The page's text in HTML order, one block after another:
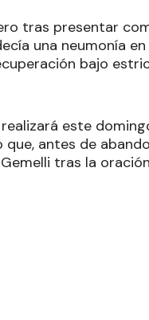
tras presentar
una neumonía
bajo
este
antes de
tras la